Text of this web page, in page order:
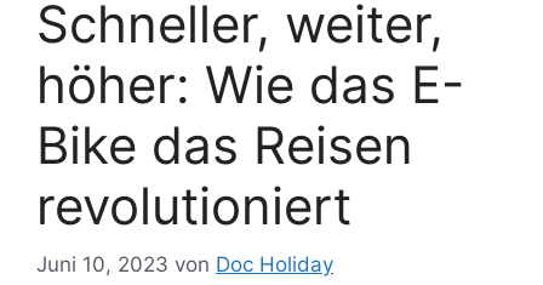
Schneller, weiter,
höher: Wie das E-
Bike das Reisen
revolutioniert
Juni 10, 2023 von Doc Holiday